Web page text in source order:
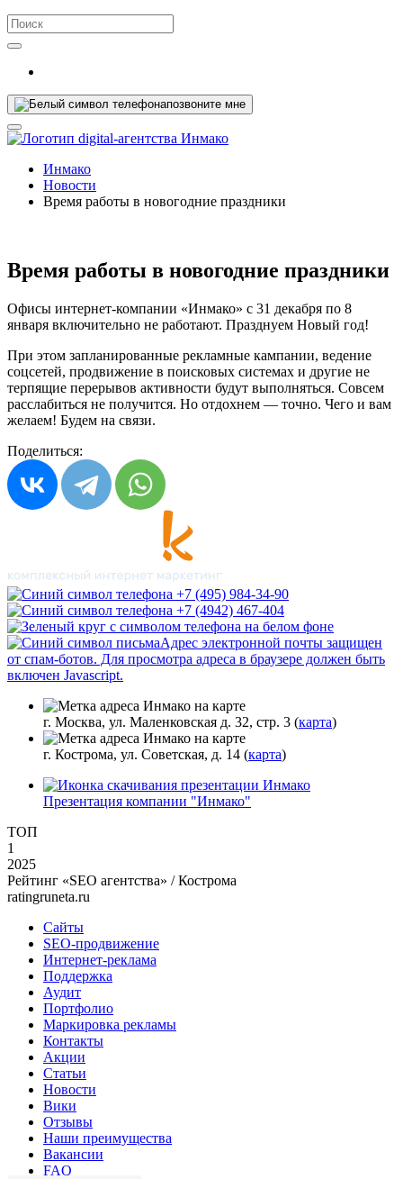
позвоните мне
Инмако
Новости
Время работы в новогодние праздники
Время работы в новогодние праздники
Офисы интернет-компании «Инмако» с 31 декабря по 8
января включительно не работают. Празднуем Новый год!
При этом запланированные рекламные кампании, ведение
соцсетей, продвижение в поисковых системах и другие не
терпящие перерывов активности будут выполняться. Совсем
расслабиться не получится. Но отдохнем — точно. Чего и вам
желаем! Будем на связи.
Поделиться:
+7 (495) 984-34-90
+7 (4942) 467-404
Адрес электронной почты защищен
от спам-ботов. Для просмотра адреса в браузере должен быть
включен Javascript.
г. Москва, ул. Маленковская д. 32, стр. 3 (карта)
г. Кострома, ул. Советская, д. 14 (карта)
Презентация компании "Инмако"
ТОП
1
2025
Рейтинг «SEO агентства» / Кострома
ratingruneta.ru
Сайты
SEO-продвижение
Интернет-реклама
Поддержка
Аудит
Портфолио
Маркировка рекламы
Контакты
Акции
Статьи
Новости
Вики
Отзывы
Наши преимущества
Вакансии
FAQ